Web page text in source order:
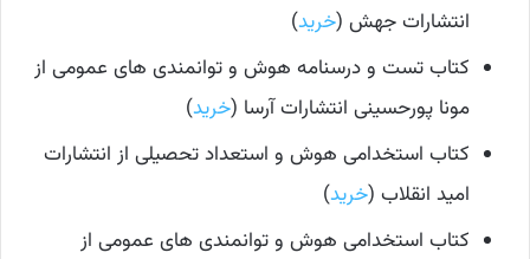
انتشارات جهش (خرید)
کتاب تست و درسنامه هوش و توانمندی های عمومی از
مونا پورحسینی انتشارات آرسا (خرید)
کتاب استخدامی هوش و استعداد تحصیلی از انتشارات
امید انقلاب (خرید)
کتاب استخدامی هوش و توانمندی های عمومی از